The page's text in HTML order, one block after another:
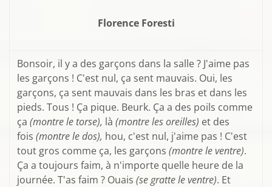
Florence Foresti
Bonsoir, il y a des garçons dans la salle ? J'aime pas
les garçons ! C'est nul, ça sent mauvais. Oui, les
garçons, ça sent mauvais dans les bras et dans les
pieds. Tous ! Ça pique. Beurk. Ça a des poils comme
ça (montre le torse), là (montre les oreilles) et des
fois (montre le dos), hou, c'est nul, j'aime pas ! C'est
tout gros comme ça, les garçons (montre le ventre).
Ça a toujours faim, à n'importe quelle heure de la
journée. T'as faim ? Ouais (se gratte le ventre). Et